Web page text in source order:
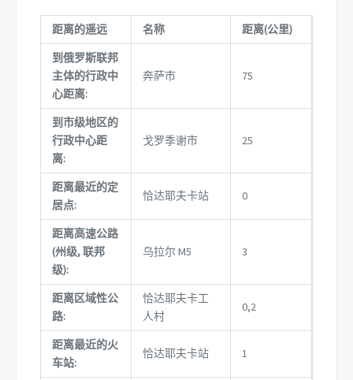
距离的遥远 名称
距离(公里)
到俄罗斯联邦
主体的行政中
心距离:
奔萨市 75
到市级地区的
行政中心距
离:
戈罗季谢市 25
距离最近的定
居点:
恰达耶夫卡站 0
距离高速公路
(州级, 联邦
级):
乌拉尔 М5 3
距离区域性公
路:
恰达耶夫卡工
人村
0,2
距离最近的火
车站:
恰达耶夫卡站 1